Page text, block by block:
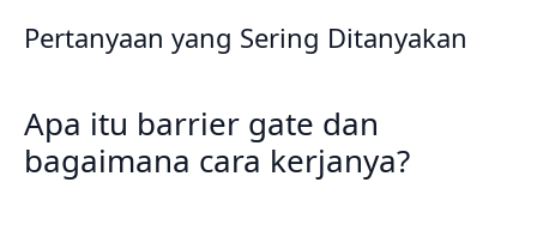
Pertanyaan yang Sering Ditanyakan
Apa itu barrier gate dan
bagaimana cara kerjanya?